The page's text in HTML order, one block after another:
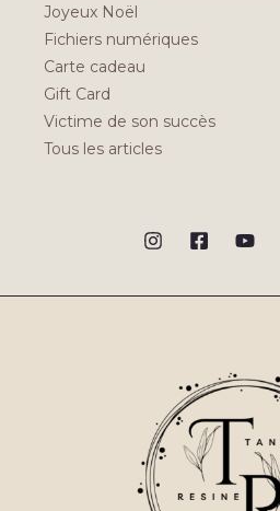
Joyeux Noël
Fichiers numériques
Carte cadeau
Gift Card
Victime de son succès
Tous les articles